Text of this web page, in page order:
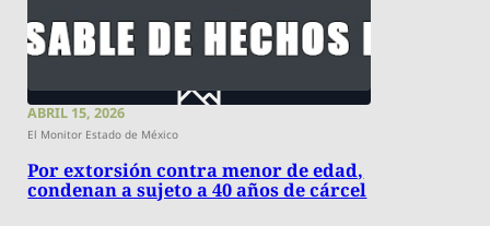
ABRIL 15, 2026
El Monitor Estado de México
Por extorsión contra menor de edad,
condenan a sujeto a 40 años de cárcel